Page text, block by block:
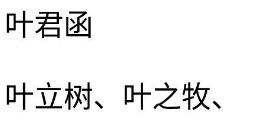
叶君函
叶立树、叶之牧、